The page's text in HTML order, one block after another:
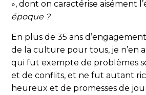
», dont on caractérise aisément
époque ?
En plus de 35 ans
de la culture pour tous, je n’en
qui fut exempte de problèmes
et de conflits, et ne fut autant
heureux et de promesses de